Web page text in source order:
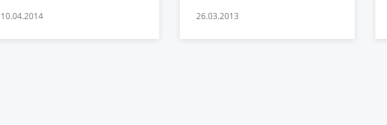
10.04.2014 26.03.2013